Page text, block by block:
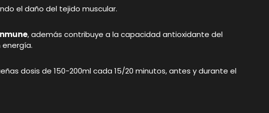
el daño del tejido muscular.
, además contribuye a la capacidad antioxidante del
dosis de 150-200ml cada 15/20 minutos, antes y durante el